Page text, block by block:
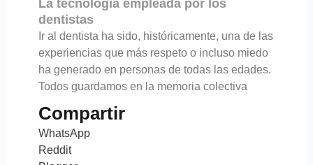
La tecnología empleada por los
dentistas
Ir al dentista ha sido, históricamente, una de las
experiencias que más respeto o incluso miedo
ha generado en personas de todas las edades.
Todos guardamos en la memoria colectiva
Compartir
WhatsApp
Reddit